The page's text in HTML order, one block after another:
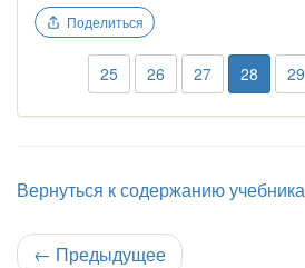
Поделиться
25 26 27 28 29
Вернуться к содержанию учебника
← Предыдущее